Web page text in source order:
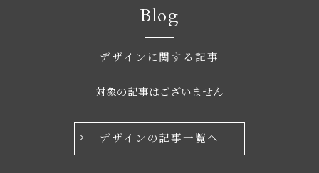
Blog
デザインに関する記事
対象の記事はございません
デザインの記事一覧へ